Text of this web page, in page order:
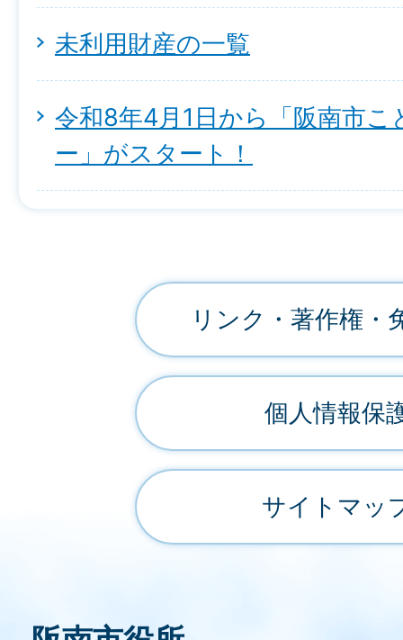
未利用財産の一覧
令和8年4月1日から「阪南市
ー」がスタート！
リンク・著作権・
個人情報保
サイトマッ